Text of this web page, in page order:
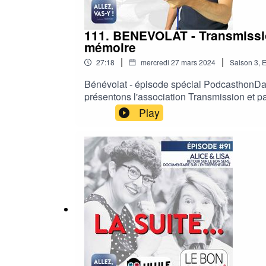
111. BENEVOLAT -
mémoire
27:18 | mercredi 27 mars 2024 | Saison 3,
Bénévolat - épisode spécial
présentons l'association Transmission et
l'association, faites un don via HelloAsso
est un cadeau", en attendant le
sur LinkedIn - sur Instagram
Play